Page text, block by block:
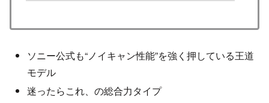
ソニー公式も“ノイキャン性能”を強く押している王道
モデル
迷ったらこれ、の総合力タイプ